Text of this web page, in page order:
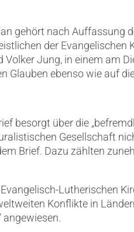
gehört nach Auffassung
der
Volker Jung, in einem am
Glauben ebenso wie auf
besorgt über die
Gesellschaft
Brief. Dazu zählten
Lutherischen
Konflikte in
angewiesen.